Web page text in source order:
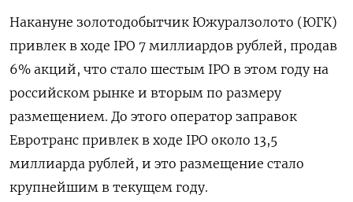
Накануне золотодобытчик Южуралзолото (ЮГК)
привлек в ходе IPO 7 миллиардов рублей, продав
6% акций, что стало шестым IPO в этом году на
российском рынке и вторым по размеру
размещением. До этого оператор заправок
Евротранс привлек в ходе IPO около 13,5
миллиарда рублей, и это размещение стало
крупнейшим в текущем году.